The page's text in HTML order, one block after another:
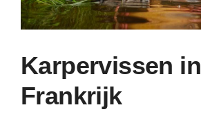
Karpervissen in
Frankrijk